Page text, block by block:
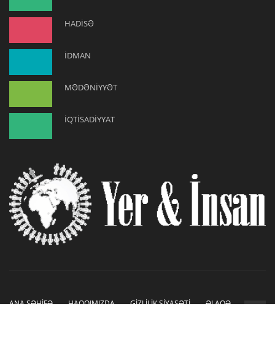
HADİSƏ
İDMAN
MƏDƏNİYYƏT
İQTİSADİYYAT
ANA SƏHİFƏ HAQQIMIZDA GİZLİLİK SİYASƏTİ
ƏLAQƏ